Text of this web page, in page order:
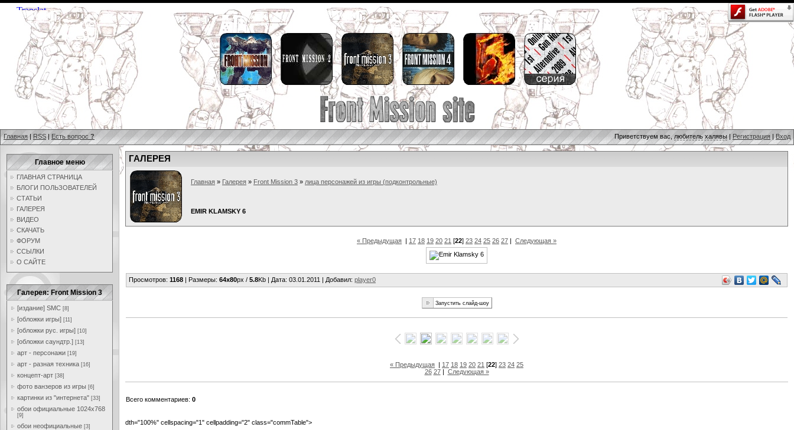
Главная | RSS | Есть вопрос ? Приветствуем вас, любитель халявы | Регистрация |Вход
Главное меню
ГЛАВНАЯ СТРАНИЦА
БЛОГИ ПОЛЬЗОВАТЕЛЕЙ
СТАТЬИ
ГАЛЕРЕЯ
ВИДЕО
СКАЧАТЬ
ФОРУМ
ССЫЛКИ
О САЙТЕ
Галерея: Front Mission 3
[издание] SMC [8]
[обложки игры] [11]
[обложки рус. игры] [10]
[обложки саундтр.] [13]
арт - персонажи [19]
арт - разная техника [16]
концепт-арт [38]
фото ванзеров из игры [6]
картинки из "интернета" [33]
обои официальные 1024x768
[9]
обои неофициальные [3]
ГАЛЕРЕЯ
Главная » Галерея » Front Mission 3 » лица персонажей из игры (подконтрольные)
EMIR KLAMSKY 6
« Предыдущая | 17 18 19 20 21 [22] 23 24 25 26 27 | Следующая »
Просмотров: 1168 | Размеры: 64x80px / 5.8Kb | Дата: 03.01.2011 | Добавил: player0
« Предыдущая | 17 18 19 20 21 [22] 23 24 25
26 27| Следующая »
Всего комментариев: 0
dth="100%" cellspacing="1" cellpadding="2" class="commTable">